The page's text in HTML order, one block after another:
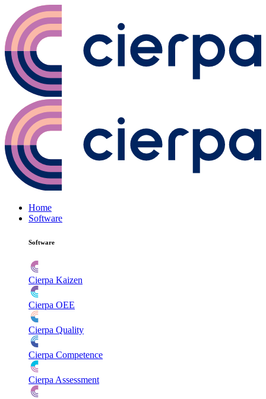
Home
Software
Software
Cierpa Kaizen
Cierpa OEE
Cierpa Quality
Cierpa Competence
Cierpa Assessment